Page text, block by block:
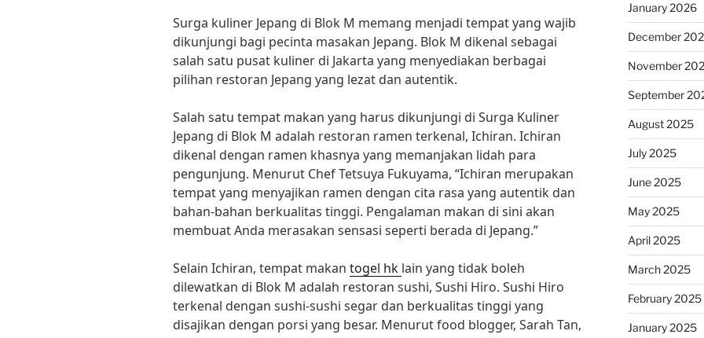
Surga kuliner Jepang di Blok M memang menjadi tempat yang wajib
dikunjungi bagi pecinta masakan Jepang. Blok M dikenal sebagai
salah satu pusat kuliner di Jakarta yang menyediakan berbagai
pilihan restoran Jepang yang lezat dan autentik.
Salah satu tempat makan yang harus dikunjungi di Surga Kuliner
Jepang di Blok M adalah restoran ramen terkenal, Ichiran. Ichiran
dikenal dengan ramen khasnya yang memanjakan lidah para
pengunjung. Menurut Chef Tetsuya Fukuyama, “Ichiran merupakan
tempat yang menyajikan ramen dengan cita rasa yang autentik dan
bahan-bahan berkualitas tinggi. Pengalaman makan di sini akan
membuat Anda merasakan sensasi seperti berada di Jepang.”
Selain Ichiran, tempat makan togel hk lain yang tidak boleh
dilewatkan di Blok M adalah restoran sushi, Sushi Hiro. Sushi Hiro
terkenal dengan sushi-sushi segar dan berkualitas tinggi yang
disajikan dengan porsi yang besar. Menurut food blogger, Sarah Tan,
January 2026
December
November
September
August 2025
July 2025
June 2025
May 2025
April 2025
March 2025
February 2025
January 2025